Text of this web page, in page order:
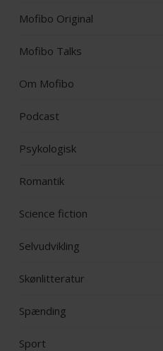
Mofibo Original
Mofibo Talks
Om Mofibo
Podcast
Psykologisk
Romantik
Science fiction
Selvudvikling
Skønlitteratur
Spænding
Sport